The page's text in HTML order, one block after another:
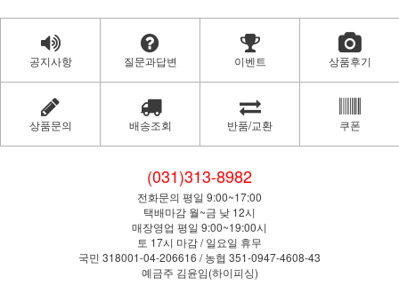
공지사항 질문과답변 이벤트 상품후기
상품문의 배송조회 반품/교환 쿠폰
(031)313-8982
전화문의 평일 9:00~17:00
택배마감 월~금 낮 12시
매장영업 평일 9:00~19:00시
토 17시 마감 / 일요일 휴무
국민 318001-04-206616 / 농협 351-0947-4608-43
예금주 김윤임(하이피싱)